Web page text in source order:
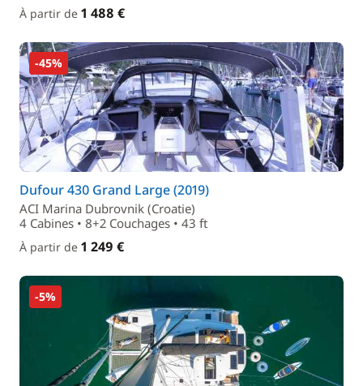
À partir de 1 488 €
-45%
Dufour 430 Grand Large (2019)
ACI Marina Dubrovnik (Croatie)
4 Cabines • 8+2 Couchages • 43 ft
À partir de 1 249 €
-5%